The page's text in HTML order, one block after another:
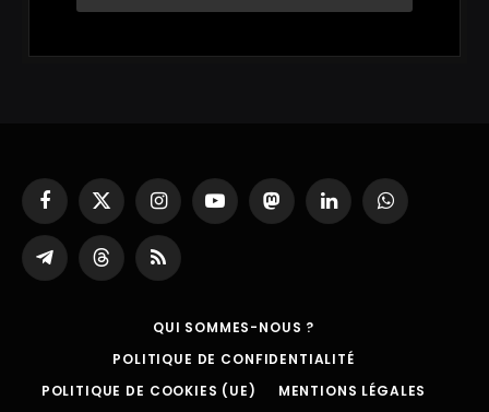
Facebook
X
(Twitter)
InstagramYouTubeMastodonLinkedInWhatsApp
Partager
sur
ThreadsRSS
QUI SOMMES-NOUS ?
POLITIQUE DE CONFIDENTIALITÉ
POLITIQUE DE COOKIES (UE)
MENTIONS LÉGALES